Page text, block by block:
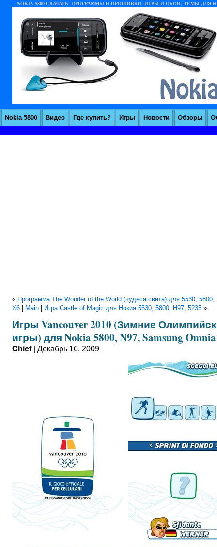
NOKIA 5800 СКАЧАТЬ, ПРОГРАММЫ И ПРОШИВКИ, ИГРЫ И ОБОИ, ТЕМЫ ДЛЯ
Nokia 5800 Видео Где купить? Игры Новости Обзоры
« Программа The Wonder of the World (чудеса света) для 5530, 5800,
X6
Main Игра Castle of Magic для Нокиа 5530, 5800, Н97, 5235 »
Игры Vancouver 2010 (Зимние
игры) для Nokia 5800, N97, Samsung
Chief| Декабрь 16, 2009